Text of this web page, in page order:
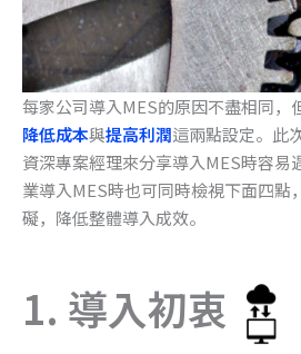
每家公司導入MES的原因不盡相同，
降低成本與提高利潤這兩點設定。此
資深專案經理來分享導入MES時容易
業導入MES時也可同時檢視下面四點
礙，降低整體導入成效。
1. 導入初衷